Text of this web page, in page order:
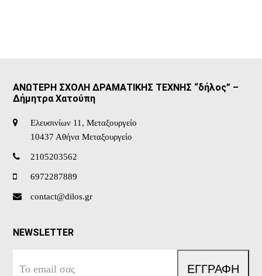
ΑΝΩΤΕΡΗ ΣΧΟΛΗ ΔΡΑΜΑΤΙΚΗΣ ΤΕΧΝΗΣ “δήλος” –
Δήμητρα Χατούπη
Ελευσινίων 11, Μεταξουργείο
10437 Αθήνα Μεταξουργείο
2105203562
6972287889
contact@dilos.gr
NEWSLETTER
email
ΕΓΓΡΑΦΗ